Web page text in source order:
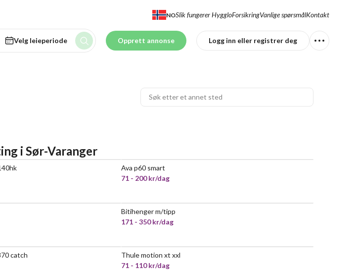
NOSlik fungerer HyggloForsikringVanlige spørsmålKontakt
Velg leieperiode Opprett annonse Logg inn eller registrer deg
i Sør-Varanger
Ava p60 smart
71 - 200 kr/dag
Bitihenger m/tipp
171 - 350 kr/dag
catch
Thule motion xt xxl
71 - 110 kr/dag